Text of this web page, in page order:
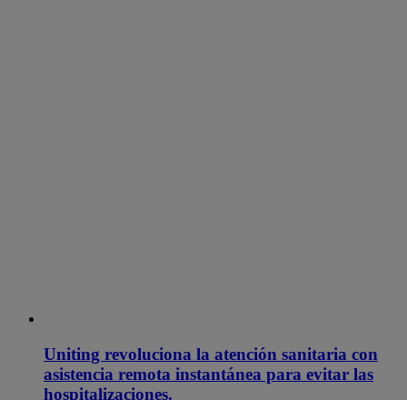
Uniting revoluciona la atención sanitaria con
asistencia remota instantánea para evitar las
hospitalizaciones.